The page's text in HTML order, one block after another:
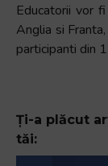
Educatorii vor
Anglia si
participanti din
Ți-a plăcut
tăi: